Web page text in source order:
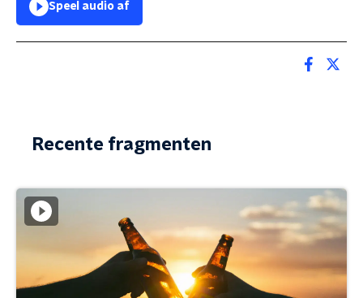
Speel audio af
Recente fragmenten